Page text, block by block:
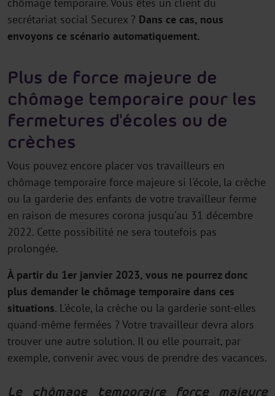
secrétariat social Securex ? Dans ce cas, nous
envoyons ce scénario automatiquement.
Plus de force majeure de
chômage temporaire pour les
fermetures d'écoles ou de
crèches
Vous pouvez encore placer vos travailleurs en
chômage temporaire force majeure si l'école, la crèche
ou la garderie des enfants de votre travailleur ferme
en raison de mesures corona jusqu'au 31 décembre
2022. Cette possibilité ne sera toutefois pas
prolongée.
À partir du 1er janvier 2023, vous ne pourrez donc
plus demander le chômage temporaire dans ces
situations. L'école, la crèche ou la garderie sont-elles
quand-même fermées ? Votre travailleur devra alors
trouver une autre solution. Il ou elle pourrait, par
exemple, convenir avec vous de prendre des vacances.
Le chômage temporaire force majeure